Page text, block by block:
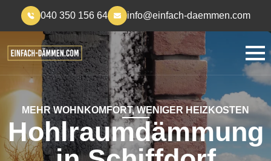
040 350 156 64 info@einfach-daemmen.com
MEHR WOHNKOMFORT, WENIGER HEIZKOSTEN
Hohlraumdämmung